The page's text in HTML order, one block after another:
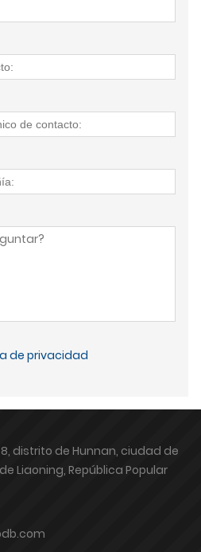
de privacidad
8, distrito de Hunnan, ciudad de
Liaoning, República Popular